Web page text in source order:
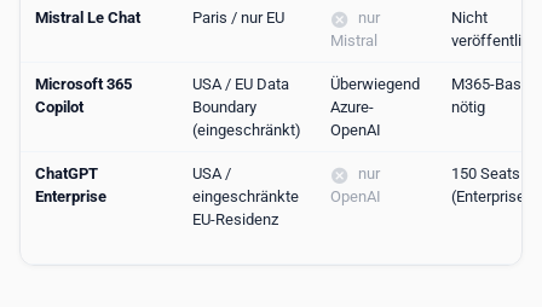
Mistral Le Chat Paris / nur EU
nur
Mistral
Nicht
veröffentlicht
Microsoft 365
Copilot
USA / EU Data
Boundary
(eingeschränkt)
Überwiegend
Azure-
OpenAI
M365-
nötig
ChatGPT
Enterprise
USA /
eingeschränkte
EU-Residenz
nur
OpenAI
150 Seats
(Enterprise)